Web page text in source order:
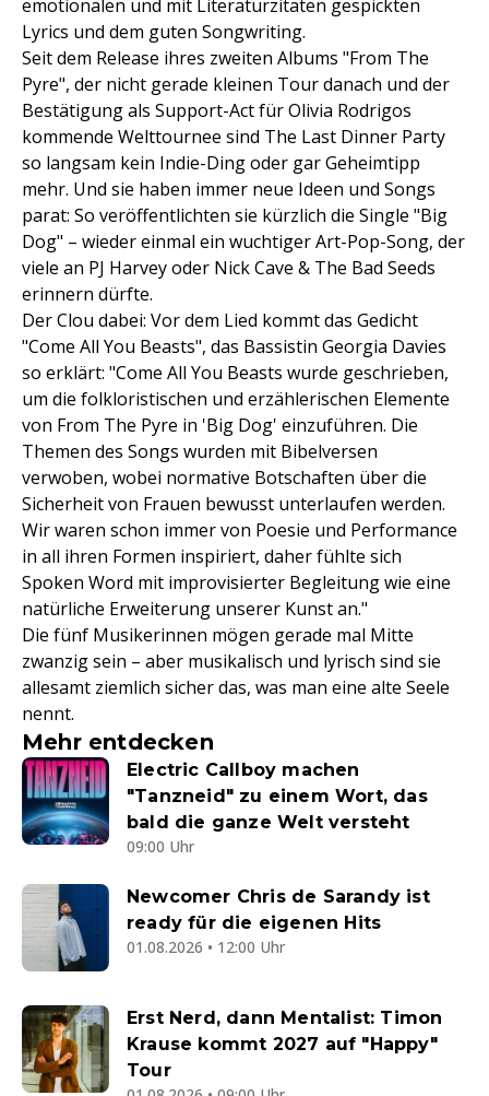
emotionalen und mit Literaturzitaten gespickten
Lyrics und dem guten Songwriting.
Seit dem Release ihres zweiten Albums "From The
Pyre", der nicht gerade kleinen Tour danach und der
Bestätigung als Support-Act für Olivia Rodrigos
kommende Welttournee sind The Last Dinner Party
so langsam kein Indie-Ding oder gar Geheimtipp
mehr. Und sie haben immer neue Ideen und Songs
parat: So veröffentlichten sie kürzlich die Single "Big
Dog" – wieder einmal ein wuchtiger Art-Pop-Song, der
viele an PJ Harvey oder Nick Cave & The Bad Seeds
erinnern dürfte.
Der Clou dabei: Vor dem Lied kommt das Gedicht
"Come All You Beasts", das Bassistin Georgia Davies
so erklärt: "Come All You Beasts wurde geschrieben,
um die folkloristischen und erzählerischen Elemente
von From The Pyre in 'Big Dog' einzuführen. Die
Themen des Songs wurden mit Bibelversen
verwoben, wobei normative Botschaften über die
Sicherheit von Frauen bewusst unterlaufen werden.
Wir waren schon immer von Poesie und Performance
in all ihren Formen inspiriert, daher fühlte sich
Spoken Word mit improvisierter Begleitung wie eine
natürliche Erweiterung unserer Kunst an."
Die fünf Musikerinnen mögen gerade mal Mitte
zwanzig sein – aber musikalisch und lyrisch sind sie
allesamt ziemlich sicher das, was man eine alte Seele
nennt.
Mehr entdecken
Electric Callboy machen
"Tanzneid" zu einem Wort, das
bald die ganze Welt versteht
09:00 Uhr
Newcomer Chris de Sarandy ist
ready für die eigenen Hits
01.08.2026 • 12:00 Uhr
Erst Nerd, dann Mentalist: Timon
Krause kommt 2027 auf "Happy"
Tour